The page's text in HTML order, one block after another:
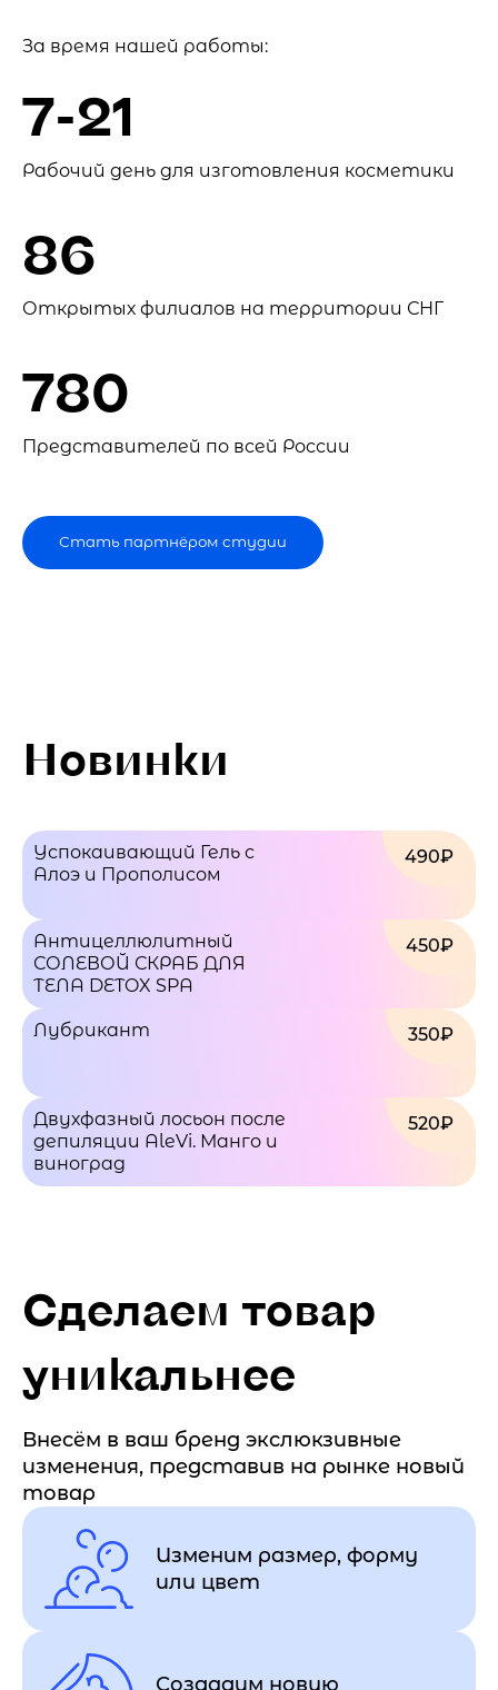
За время нашей работы:
7-21
Рабочий день для изготовления косметики
86
Открытых филиалов на территории СНГ
780
Представителей по всей России
Стать партнёром студии
Новинки
490₽
Успокаивающий Гель с
Алоэ и Прополисом
450₽
Антицеллюлитный
СОЛЕВОЙ СКРАБ ДЛЯ
ТЕЛА DETOX SPA
350₽
Лубрикант
520₽
Двухфазный лосьон после
депиляции AleVi. Манго и
виноград
Сделаем товар
уникальнее
Внесём в ваш бренд экслюкзивные
изменения, представив на рынке новый
товар
Изменим размер, форму
или цвет
Создадим новую